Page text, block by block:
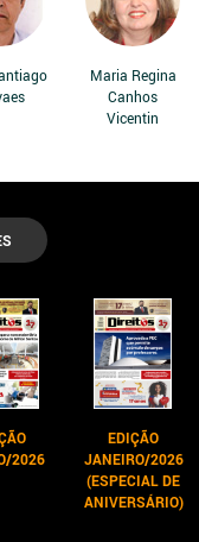
Maria Regina
Canhos
Vicentin
2026
EDIÇÃO
JANEIRO/2026
(ESPECIAL DE
ANIVERSÁRIO)